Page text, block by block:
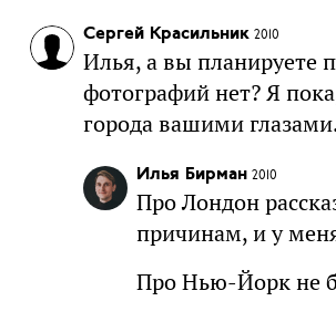
Сергей Красильник 2010
Илья, а вы планируете
фотографий нет? Я
города вашими
Илья Бирман 2010
Про Лондон
причинам, и у
Про Нью-Йорк не